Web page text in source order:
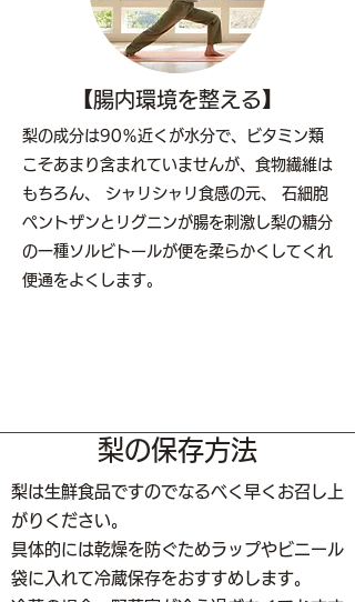
【腸内環境を整える】
梨の成分は90％近くが水分で、ビタミン類
こそあまり含まれていませんが、食物繊維は
もちろん、 シャリシャリ食感の元、 石細胞
ペントザンとリグニンが腸を刺激し梨の糖分
の一種ソルビトールが便を柔らかくしてくれ
便通をよくします。
梨の保存方法
梨は生鮮食品ですのでなるべく早くお召し上
がりください。
具体的には乾燥を防ぐためラップやビニール
袋に入れて冷蔵保存をおすすめします。